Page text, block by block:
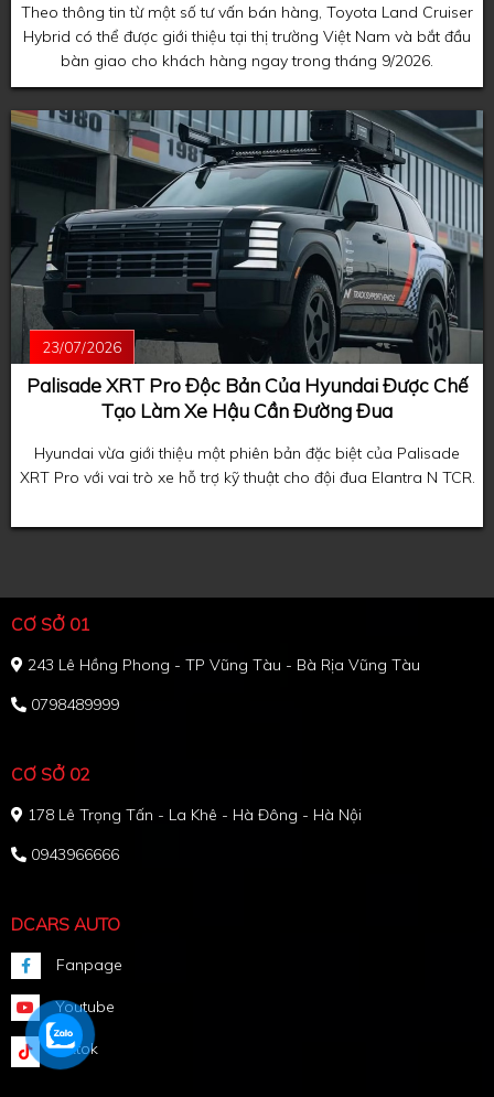
Theo thông tin từ một số tư vấn bán hàng, Toyota Land Cruiser
Hybrid có thể được giới thiệu tại thị trường Việt Nam và bắt đầu
bàn giao cho khách hàng ngay trong tháng 9/2026.
23/07/2026
Palisade XRT Pro Độc Bản Của Hyundai Được Chế
Tạo Làm Xe Hậu Cần Đường Đua
Hyundai vừa giới thiệu một phiên bản đặc biệt của Palisade
XRT Pro với vai trò xe hỗ trợ kỹ thuật cho đội đua Elantra N TCR.
CƠ SỞ 01
243 Lê Hồng Phong - TP Vũng Tàu - Bà Rịa Vũng Tàu
0798489999
CƠ SỞ 02
178 Lê Trọng Tấn - La Khê - Hà Đông - Hà Nội
0943966666
DCARS AUTO
Fanpage
Youtube
Tiktok